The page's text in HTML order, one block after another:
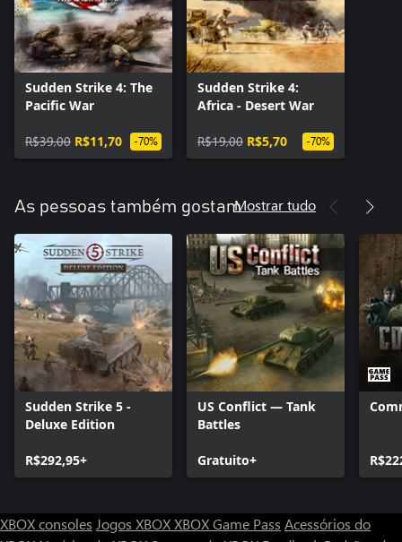
Sudden Strike 4: The
Pacific War
R$39,00 R$11,70 -70%
Sudden Strike 4:
Africa - Desert War
R$19,00 R$5,70 -70%
As pessoas também gostamMostrar tudo
Sudden Strike 5 -
Deluxe Edition
R$292,95+
US Conflict — Tank
Battles
Gratuito+
XBOX consoles Jogos XBOXXBOX Game Pass Acessórios do